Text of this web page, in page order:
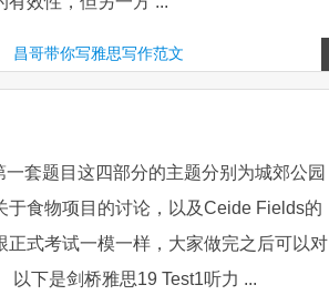
昌哥带你写雅思写作范文
套题目这四部分的主题分别为城郊公园
食物项目的讨论，以及Ceide Fields的
式考试一模一样，大家做完之后可以对
以下是剑桥雅思19 Test1听力 ...